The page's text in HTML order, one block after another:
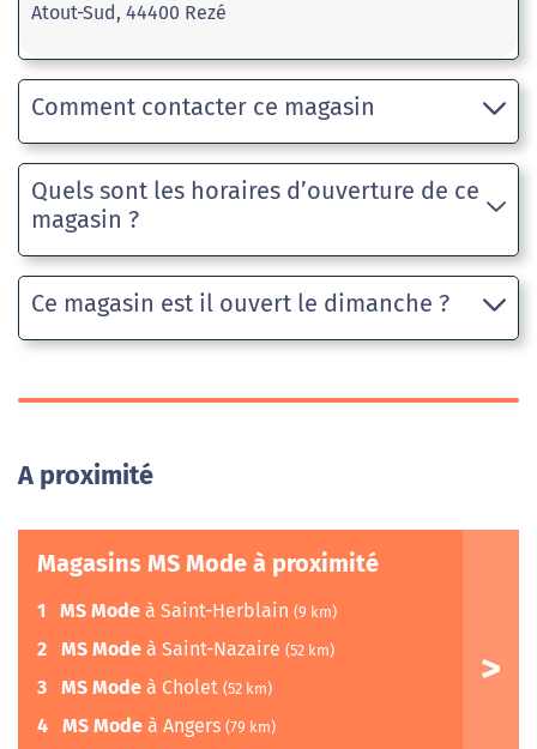
Atout-Sud, 44400 Rezé
Comment contacter ce magasin
Quels sont les horaires d’ouverture de ce
magasin ?
Ce magasin est il ouvert le dimanche ?
A proximité
Magasins MS Mode à proximité
1 MS Mode à Saint-Herblain (9 km)
2 MS Mode à Saint-Nazaire (52 km)
3 MS Mode à Cholet (52 km)
4 MS Mode à Angers (79 km)